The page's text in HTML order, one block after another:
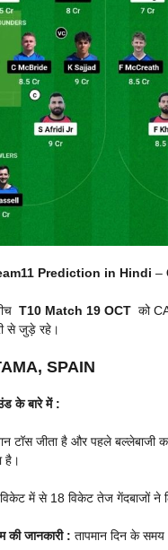
Prediction in Hindi –
T10 Match 19 OCT को
से जुड़े रहे।
SPAIN
के बारे में :
टॉस जीता है और पहले बल्लेबाजी
है।
में से 18 विकेट तेज गेंदबाजों ने
की जानकारी : तापमान दिन के